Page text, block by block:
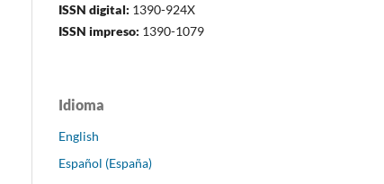
ISSN digital: 1390-924X
ISSN impreso: 1390-1079
Idioma
English
Español (España)